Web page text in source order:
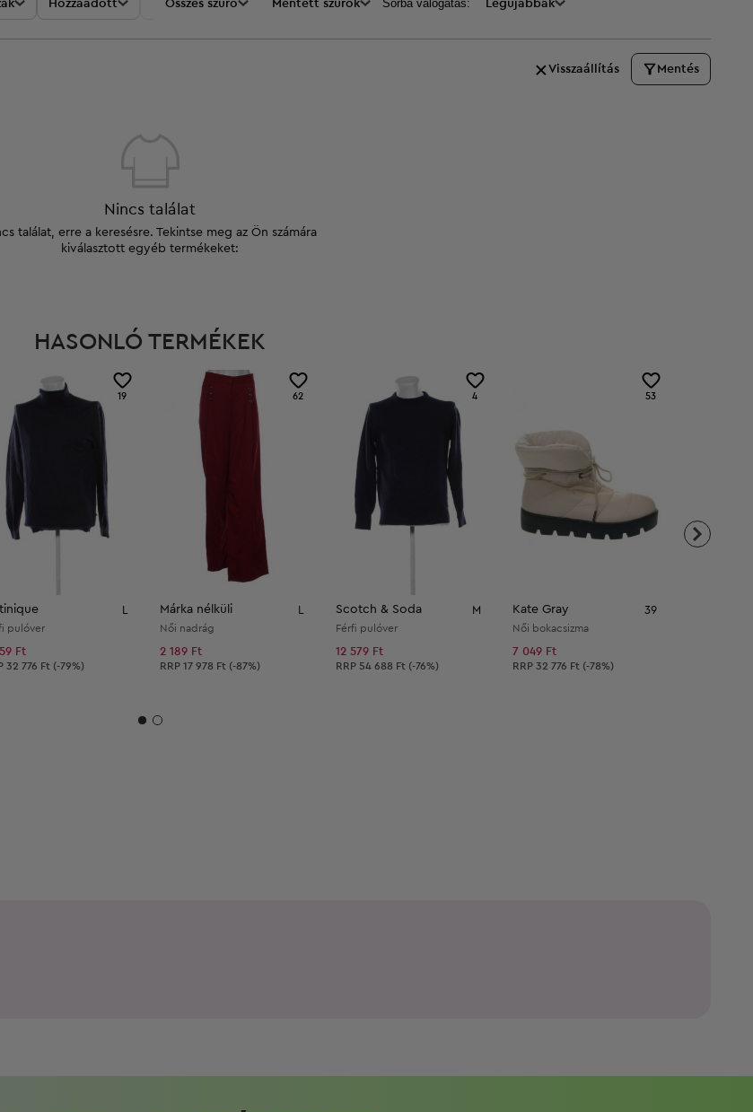
Hozzáadott Akciók Ár
Összes szűrő Mentett szűrők Sorba válogatás: Legújabbak
Visszaállítás Mentés
Nincs találat
találat, erre a keresésre. Tekintse meg az Ön számára
kiválasztott egyéb termékeket:
HASONLÓ TERMÉKEK
19
L
pulóver
Ft
ár:
32 776 Ft (-79%)
62
Márka nélküli L
Női nadrág
2 189 Ft
Ajánlott ár:
RRP 17 978 Ft (-87%)
4
Scotch & Soda M
Férfi pulóver
12 579 Ft
Ajánlott ár:
RRP 54 688 Ft (-76%)
53
Kate Gray 39
Női bokacsizma
7 049 Ft
Ajánlott ár:
RRP 32 776 Ft (-78%)